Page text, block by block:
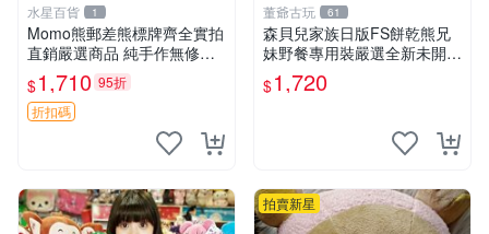
水星百貨 1
Momo熊郵差熊標牌齊全實拍
直銷嚴選商品 純手作無修圖
可收藏 郵差熊 Momo熊 標牌
商品
$1,710 95折
折扣碼
董爺古玩 61
森貝兒家族日版FS餅乾熊兄
妹野餐專用裝嚴選全新未開
封，包含兩組大童款紙盒裝，
適合收藏與分享。 餅乾熊兄
$1,720
拍賣新星